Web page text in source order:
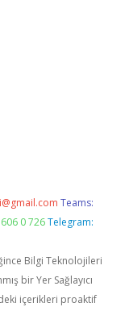
Teams:
0 726 Telegram:
Bilgi Teknolojileri
bir Yer Sağlayıcı
içerikleri proaktif